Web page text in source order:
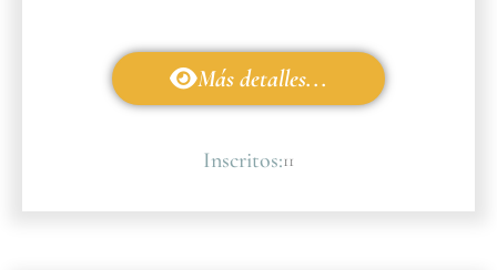
Más detalles...
Inscritos:11